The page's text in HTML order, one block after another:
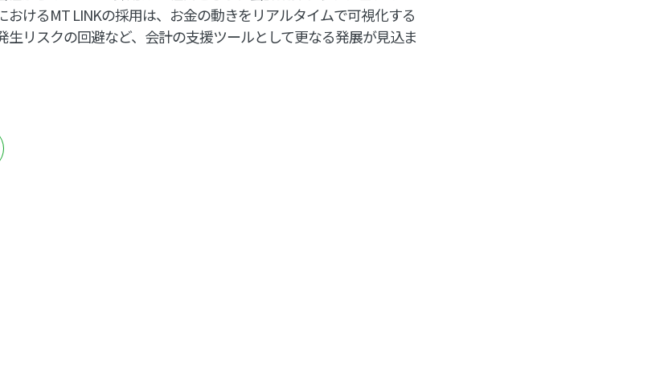
おけるMT LINKの採用は、お金の動きをリアルタイムで可視化する
生リスクの回避など、会計の支援ツールとして更なる発展が見込ま